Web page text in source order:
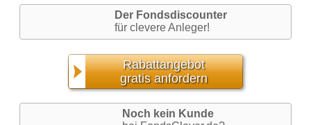
Der Fondsdiscounter
für clevere Anleger!
Rabattangebot
gratis anfordern
Noch kein Kunde